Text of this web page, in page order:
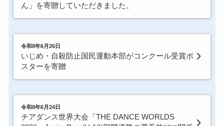
ん」を寄贈していただきました。
令和8年6月26日
いじめ・自殺防止国民運動本部がコンクール受賞ポ
スターを寄贈
令和8年6月24日
チアダンス世界大会「THE DANCE WORLDS